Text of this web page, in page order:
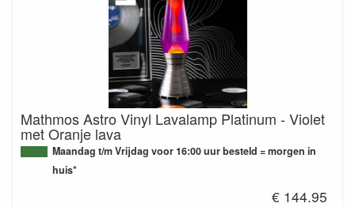
Mathmos Astro Vinyl Lavalamp Platinum - Violet
met Oranje lava
Maandag t/m Vrijdag voor 16:00 uur besteld = morgen in
huis*
€ 144.95